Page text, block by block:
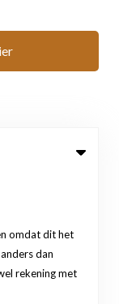
omdat dit het
dan
rekening met